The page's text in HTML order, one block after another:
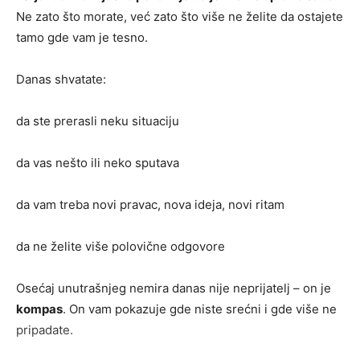
Ne zato što morate, već zato što više ne želite da ostajete
tamo gde vam je tesno.
Danas shvatate:
da ste prerasli neku situaciju
da vas nešto ili neko sputava
da vam treba novi pravac, nova ideja, novi ritam
da ne želite više polovične odgovore
Osećaj unutrašnjeg nemira danas nije neprijatelj – on je
kompas. On vam pokazuje gde niste srećni i gde više ne
pripadate.